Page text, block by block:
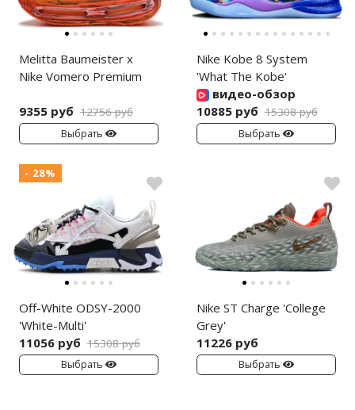
Melitta Baumeister x
Nike Vomero Premium
9355 руб 12756 руб
Выбрать
Nike Kobe 8 System
'What The Kobe'
видео-обзор
10885 руб 15308 руб
Выбрать
- 28%
Off-White ODSY-2000
'White-Multi'
11056 руб 15308 руб
Выбрать
Nike ST Charge 'College
Grey'
11226 руб
Выбрать